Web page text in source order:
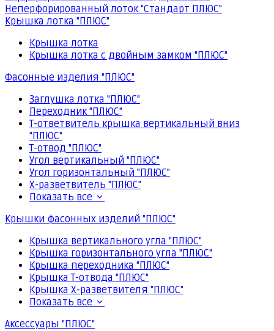
Неперфорированный лоток "Стандарт ПЛЮС"
Крышка лотка "ПЛЮС"
Крышка лотка
Крышка лотка с двойным замком "ПЛЮС"
Фасонные изделия "ПЛЮС"
Заглушка лотка "ПЛЮС"
Переходник "ПЛЮС"
Т-ответвитель крышка вертикальный вниз
"ПЛЮС"
Т-отвод "ПЛЮС"
Угол вертикальный "ПЛЮС"
Угол горизонтальный "ПЛЮС"
Х-разветвитель "ПЛЮС"
Показать все
Крышки фасонных изделий "ПЛЮС"
Крышка вертикального угла "ПЛЮС"
Крышка горизонтального угла "ПЛЮС"
Крышка переходника "ПЛЮС"
Крышка Т-отвода "ПЛЮС"
Крышка Х-разветвителя "ПЛЮС"
Показать все
Аксессуары "ПЛЮС"